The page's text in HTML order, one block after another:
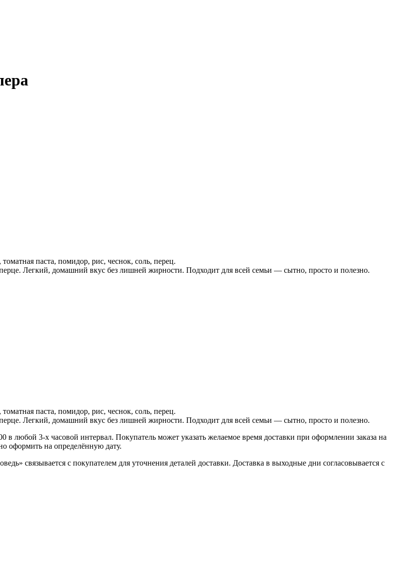
паста, помидор, рис, чеснок, соль, перец.
Легкий, домашний вкус без лишней жирности. Подходит для всей семьи — сытно, просто и полезно.
паста, помидор, рис, чеснок, соль, перец.
Легкий, домашний вкус без лишней жирности. Подходит для всей семьи — сытно, просто и полезно.
в любой 3-х часовой интервал. Покупатель может указать желаемое время доставки при оформлении заказа на
оформить на определённую дату.
связывается с покупателем для уточнения деталей доставки. Доставка в выходные дни согласовывается с